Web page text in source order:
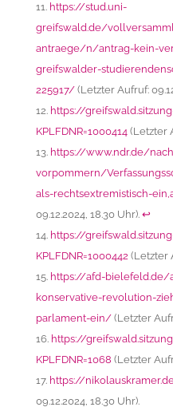
https://stud.uni-
greifswald.de/
antraege/n/antrag-kein-
greifswalder-
225917/(Letzter Aufruf:
https://
KPLFDNR=1000414(Letzter
https://www.ndr.de/
vorpommern/
als-rechtsextremistisch-
09.12.2024, 18.30 Uhr). ↩︎
https://
KPLFDNR=1000442(Letzter
https://afd-
konservative-revolution-
parlament-ein/(Letzter
https://
KPLFDNR=1068 (Letzter
https://
09.12.2024, 18.30 Uhr).